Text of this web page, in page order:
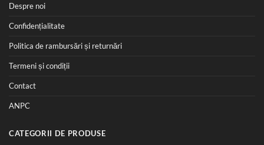
Despre noi
Confidențialitate
Politica de rambursări și returnări
Termeni și condiții
Contact
ANPC
CATEGORII DE PRODUSE